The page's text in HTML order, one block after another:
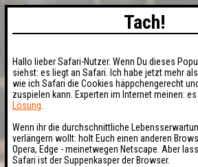
Tach!
Hallo lieber Safari-Nutzer. Wenn Du dieses
siehst: es liegt an Safari. Ich habe jetzt mehr
wie ich Safari die Cookies häppchengerecht
zuspielen kann. Experten im Internet meinen:
Lösung
Wenn ihr die durchschnittliche
verlängern wollt: holt Euch einen anderen
Opera, Edge - meinetwegen Netscape. Aber
Safari ist der Suppenkasper der Browser.